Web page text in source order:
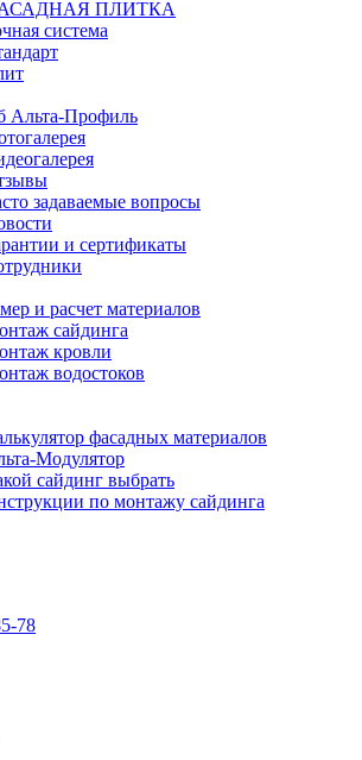
ПЛИТКА
система
Альта-Профиль
задаваемые вопросы
и сертификаты
и расчет материалов
сайдинга
кровли
водостоков
фасадных материалов
Модулятор
сайдинг выбрать
по монтажу сайдинга
78